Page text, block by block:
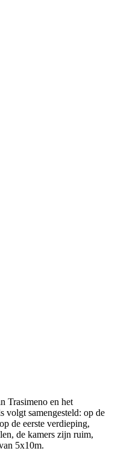
Trasimeno en het
volgt samengesteld: op de
de eerste verdieping,
de kamers zijn ruim,
5x10m.